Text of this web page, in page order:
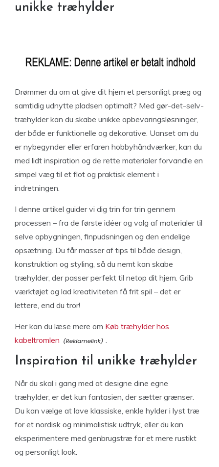
unikke træhylder
Drømmer du om at give dit hjem et personligt præg og
samtidig udnytte pladsen optimalt? Med gør-det-selv-
træhylder kan du skabe unikke opbevaringsløsninger,
der både er funktionelle og dekorative. Uanset om du
er nybegynder eller erfaren hobbyhåndværker, kan du
med lidt inspiration og de rette materialer forvandle en
simpel væg til et flot og praktisk element i
indretningen.
I denne artikel guider vi dig trin for trin gennem
processen – fra de første idéer og valg af materialer til
selve opbygningen, finpudsningen og den endelige
opsætning. Du får masser af tips til både design,
konstruktion og styling, så du nemt kan skabe
træhylder, der passer perfekt til netop dit hjem. Grib
værktøjet og lad kreativiteten få frit spil – det er
lettere, end du tror!
Her kan du læse mere om Køb træhylder hos
kabeltromlen
Inspiration til unikke træhylder
Når du skal i gang med at designe dine egne
træhylder, er det kun fantasien, der sætter grænser.
Du kan vælge at lave klassiske, enkle hylder i lyst træ
for et nordisk og minimalistisk udtryk, eller du kan
eksperimentere med genbrugstræ for et mere rustikt
og personligt look.